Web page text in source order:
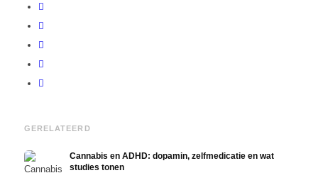
GERELATEERD
Cannabis en ADHD: dopamin, zelfmedicatie en wat
studies tonen